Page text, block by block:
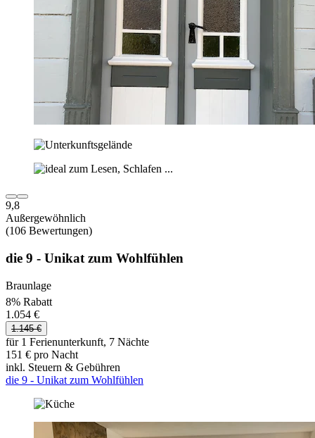
9,8
Außergewöhnlich
(106 Bewertungen)
die 9 - Unikat zum Wohlfühlen
Braunlage
8% Rabatt
1.054 €
1.145 €
für 1 Ferienunterkunft, 7 Nächte
151 € pro Nacht
inkl. Steuern & Gebühren
die 9 - Unikat zum Wohlfühlen